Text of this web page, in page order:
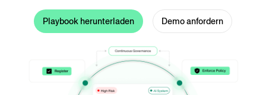
Playbook herunterladen Demo anfordern